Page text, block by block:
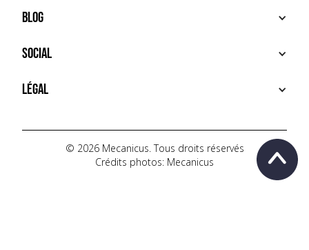
SERVICES PREMIUM
À PROPOS
HOUSE MECANICUS
CONTACT
Blog
NEWS
VIDÉOS
AUTOPÉDIA
Social
INSTAGRAM
TIKTOK
YOUTUBE
Légal
POLITIQUE DE CONFIDENTIALITÉ
© 2026 Mecanicus. Tous droits réservés
Crédits photos: Mecanicus